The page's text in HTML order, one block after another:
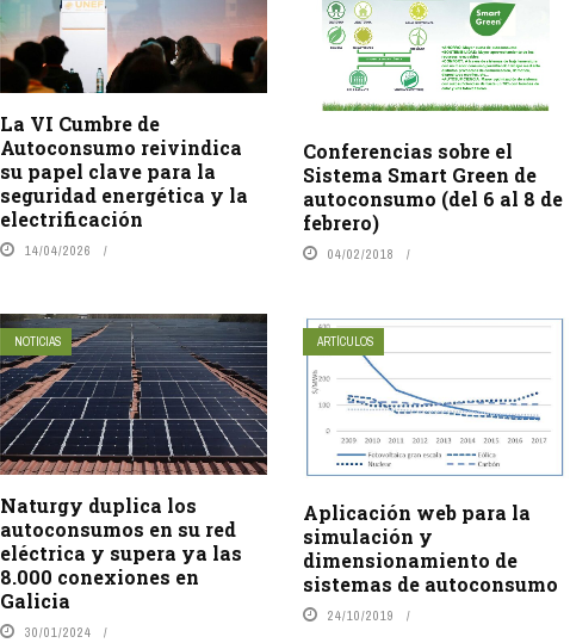
La VI Cumbre de
Autoconsumo reivindica
su papel clave para la
seguridad energética y la
electrificación
14/04/2026
Conferencias sobre el
Sistema Smart Green de
autoconsumo (del 6 al 8 de
febrero)
04/02/2018
NOTICIAS
Naturgy duplica los
autoconsumos en su red
eléctrica y supera ya las
8.000 conexiones en
Galicia
30/01/2024
ARTÍCULOS
Aplicación web para la
simulación y
dimensionamiento de
sistemas de autoconsumo
24/10/2019